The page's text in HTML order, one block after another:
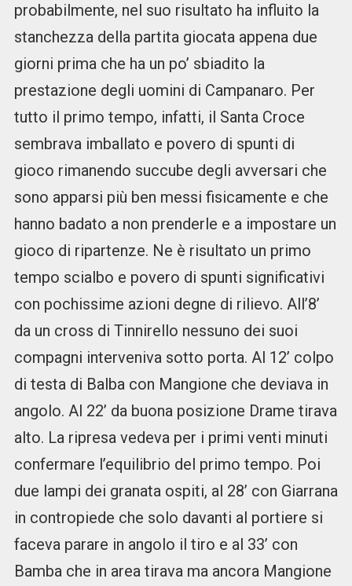
probabilmente, nel suo risultato ha influito la
stanchezza della partita giocata appena due
giorni prima che ha un po’ sbiadito la
prestazione degli uomini di Campanaro. Per
tutto il primo tempo, infatti, il Santa Croce
sembrava imballato e povero di spunti di
gioco rimanendo succube degli avversari che
sono apparsi più ben messi fisicamente e che
hanno badato a non prenderle e a impostare un
gioco di ripartenze. Ne è risultato un primo
tempo scialbo e povero di spunti significativi
con pochissime azioni degne di rilievo. All’8’
da un cross di Tinnirello nessuno dei suoi
compagni interveniva sotto porta. Al 12’ colpo
di testa di Balba con Mangione che deviava in
angolo. Al 22’ da buona posizione Drame tirava
alto. La ripresa vedeva per i primi venti minuti
confermare l’equilibrio del primo tempo. Poi
due lampi dei granata ospiti, al 28’ con Giarrana
in contropiede che solo davanti al portiere si
faceva parare in angolo il tiro e al 33’ con
Bamba che in area tirava ma ancora Mangione